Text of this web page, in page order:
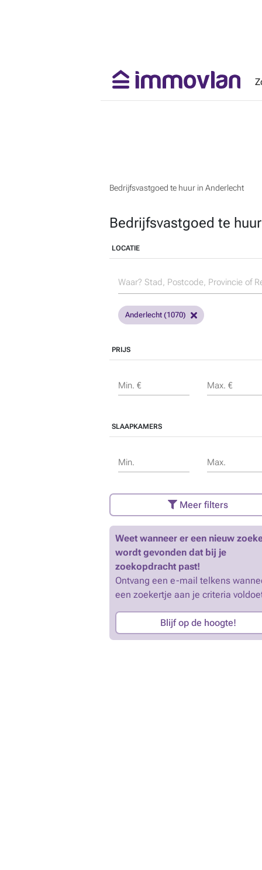
Bedrijfsvastgoed te huur in Anderlecht
Bedrijfsvastgoed te
LOCATIE
Anderlecht (1070)
PRIJS
Min. € Max. €
SLAAPKAMERS
Min. Max.
Meer filters
Weet wanneer er een nieuw
wordt gevonden dat bij je
zoekopdracht past!
Ontvang een e-mail telkens
een zoekertje aan je criteria
Blijf op de hoogte!